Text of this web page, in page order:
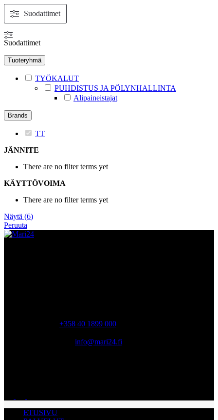
Suodattimet
Suodattimet
Tuoteryhmä
TYÖKALUT
PUHDISTUS JA PÖLYNHALLINTA
Alipaineistajat
Brands
TT
JÄNNITE
There are no filter terms yet
KÄYTTÖVOIMA
There are no filter terms yet
Näytä (6)
Peruuta
+358 40 1899 000
info@mari24.fi
ETUSIVU